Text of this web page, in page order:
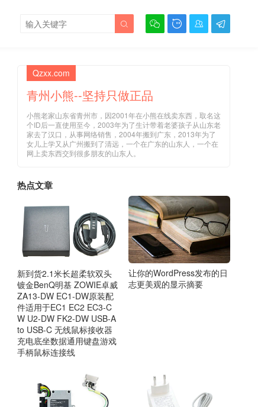
   

Qzxx.com
青州小熊--坚持只做正品
小熊老家山东省青州市，因2001年在小熊在线卖东西，取名这
个ID后一直使用至今，2003年为了生计带着老婆孩子从山东老
家去了汉口，从事网络销售，2004年搬到广东，2013年为了
女儿上学又从广州搬到了清远，一个在广东的山东人，一个在
网上卖东西交到很多朋友的山东人。
热点文章
新到货2.1米长超柔软双头
镀金BenQ明基 ZOWIE卓威
ZA13-DW EC1-DW原装配
件适用于EC1 EC2 EC3-C
W U2-DW FK2-DW USB-A
to USB-C 无线鼠标接收器
充电底坐数据通用键盘游戏
手柄鼠标连接线
让你的WordPress发布的日
志更美观的显示摘要